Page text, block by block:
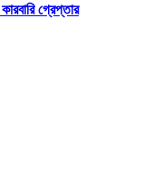
গ্রেপ্তার